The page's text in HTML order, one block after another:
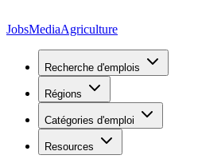
JobsMediaAgriculture
Recherche d'emplois
Régions
Catégories d'emploi
Resources